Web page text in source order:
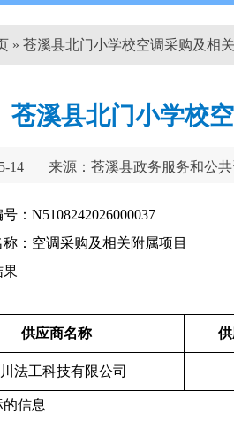
» 苍溪县北门小学校空调采购及相
苍溪县北门小学校
14 来源：苍溪县政务服务和公
：N5108242026000037
：空调采购及相关附属项目
果
供应商名称
法工科技有限公司
的信息